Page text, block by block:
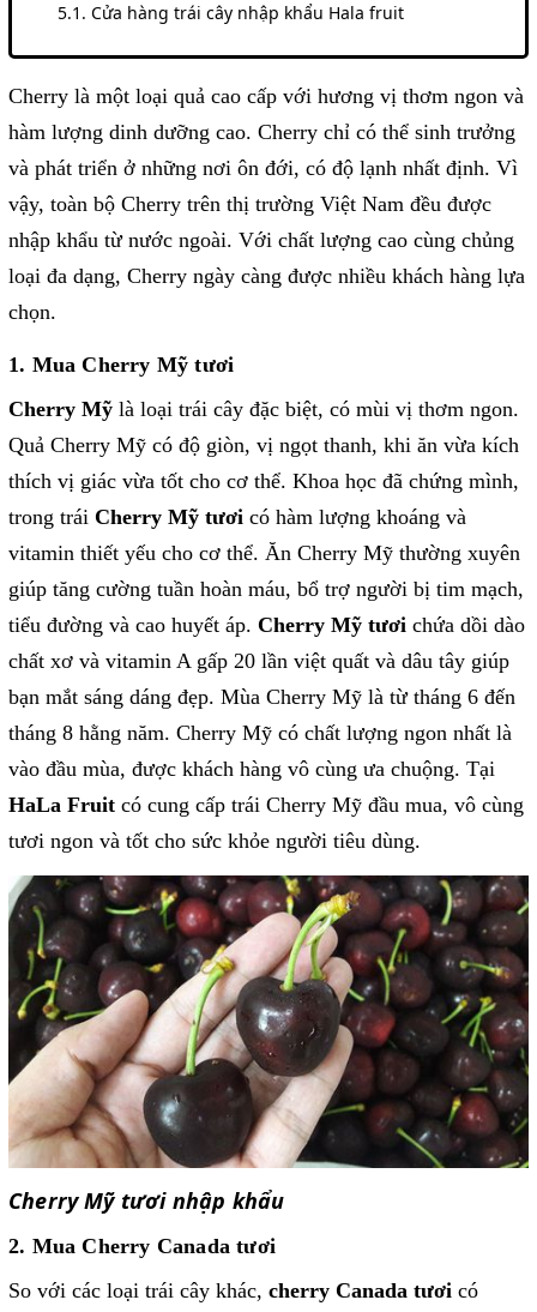
Cửa hàng trái cây nhập khẩu Hala fruit
Cherry là một loại quả cao cấp với hương vị thơm ngon và
hàm lượng dinh dưỡng cao. Cherry chỉ có thể sinh trưởng
và phát triển ở những nơi ôn đới, có độ lạnh nhất định. Vì
vậy, toàn bộ Cherry trên thị trường Việt Nam đều được
nhập khẩu từ nước ngoài. Với chất lượng cao cùng chủng
loại đa dạng, Cherry ngày càng được nhiều khách hàng lựa
chọn.
1. Mua Cherry Mỹ tươi
Cherry Mỹ là loại trái cây đặc biệt, có mùi vị thơm ngon.
Quả Cherry Mỹ có độ giòn, vị ngọt thanh, khi ăn vừa kích
thích vị giác vừa tốt cho cơ thể. Khoa học đã chứng mình,
trong trái Cherry Mỹ tươi có hàm lượng khoáng và
vitamin thiết yếu cho cơ thể. Ăn Cherry Mỹ thường xuyên
giúp tăng cường tuần hoàn máu, bổ trợ người bị tim mạch,
tiểu đường và cao huyết áp. Cherry Mỹ tươi chứa dồi dào
chất xơ và vitamin A gấp 20 lần việt quất và dâu tây giúp
bạn mắt sáng dáng đẹp. Mùa Cherry Mỹ là từ tháng 6 đến
tháng 8 hằng năm. Cherry Mỹ có chất lượng ngon nhất là
vào đầu mùa, được khách hàng vô cùng ưa chuộng. Tại
HaLa Fruit có cung cấp trái Cherry Mỹ đầu mua, vô cùng
tươi ngon và tốt cho sức khỏe người tiêu dùng.
Cherry Mỹ tươi nhập khẩu
2. Mua Cherry Canada tươi
So với các loại trái cây khác, cherry Canada tươi có